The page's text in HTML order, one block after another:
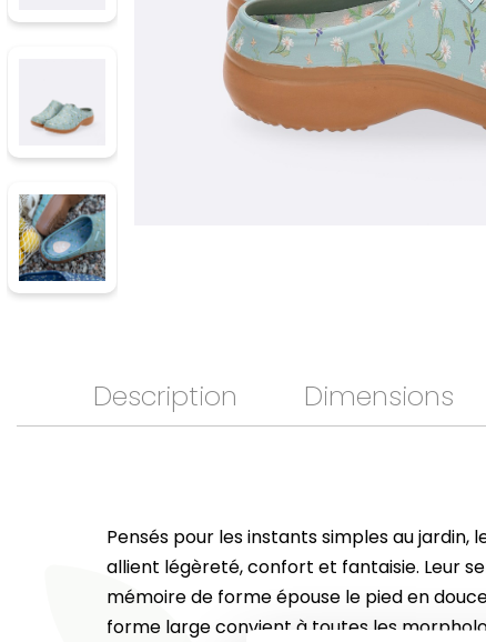
Description Dimensions
Pensés pour les instants simples au jardin,
allient légèreté, confort et fantaisie. Leur
mémoire de forme épouse le pied en
forme large convient à toutes les